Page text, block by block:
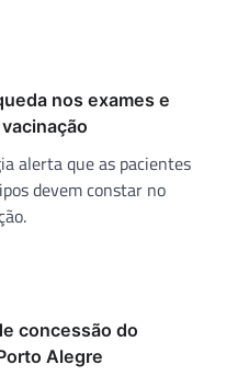
nos exames e
alerta que as pacientes
devem constar no
concessão do
Alegre